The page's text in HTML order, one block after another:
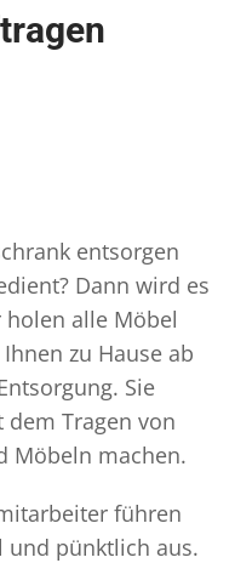
entsorgen
Dann wird es
alle Möbel
zu Hause ab
Sie
Tragen von
Möbeln machen.
führen
und pünktlich aus.